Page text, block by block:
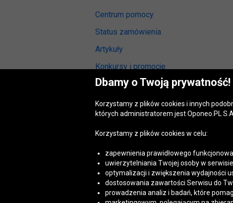
Centrum pomocy
Status zamówienia
Artykuły
Konkursy i promocje
Odstąpienie od umowy
Reklamacja gwarancyjna
Opinie o oponach
Akt o usługach cyfrowych(DSA)
Dostępność cyfrowa
Dbamy o Twoją prywatność!
Korzystamy z plików cookies i innych
których administratorem jest Oponeo.PL
Korzystamy z plików cookies w celu:
zapewnienia prawidłowego
uwierzytelniania Twojej osoby w
optymalizacji i zwiększenia wydajności
dostosowania zawartości Serwisu do
prowadzenia analiz i badań, które